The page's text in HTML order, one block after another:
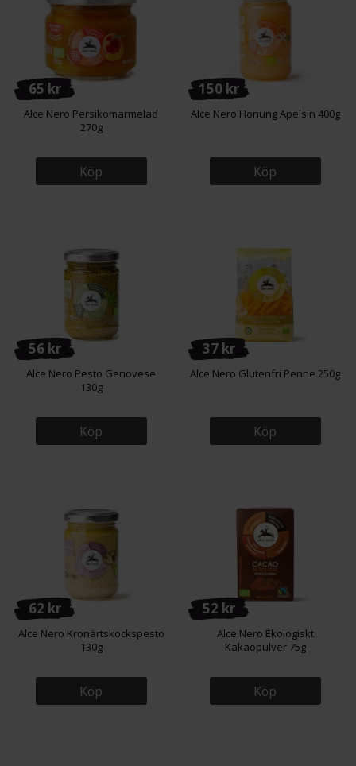
65 kr
Alce Nero Persikomarmelad
270g
Köp
150 kr
Alce Nero Honung Apelsin 400g
Köp
56 kr
Alce Nero Pesto Genovese
130g
Köp
37 kr
Alce Nero Glutenfri Penne 250g
Köp
62 kr
Alce Nero Kronärtskockspesto
130g
Köp
52 kr
Alce Nero Ekologiskt
Kakaopulver 75g
Köp